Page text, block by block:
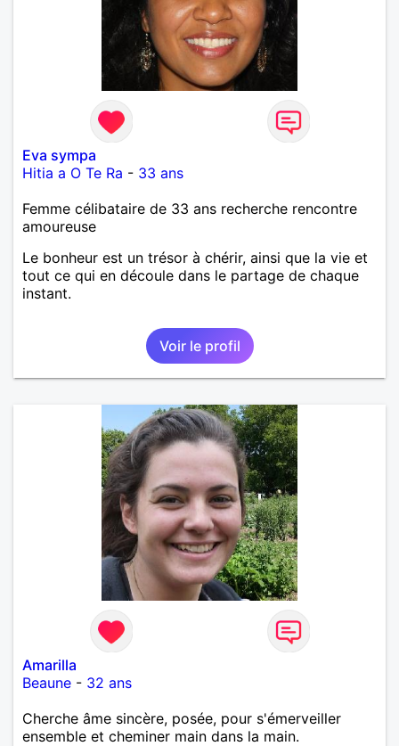
Eva sympa
Hitia a O Te Ra - 33 ans
Femme célibataire de 33 ans recherche rencontre
amoureuse
Le bonheur est un trésor à chérir, ainsi que la vie et
tout ce qui en découle dans le partage de chaque
instant.
Voir le profil
Amarilla
Beaune - 32 ans
Cherche âme sincère, posée, pour s'émerveiller
ensemble et cheminer main dans la main.